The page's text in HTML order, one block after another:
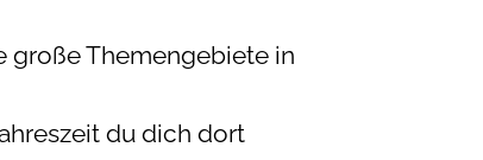
große Themengebiete in
du dich dort